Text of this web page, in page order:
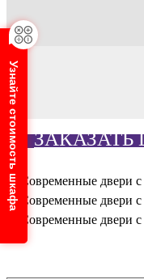
Узнайте стоимость шкафа